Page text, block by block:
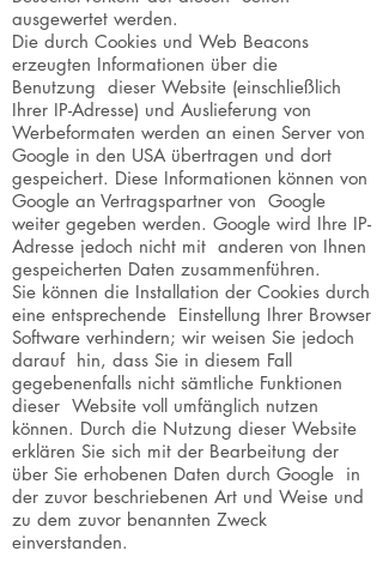
ausgewertet werden.
Die durch Cookies und Web Beacons
erzeugten Informationen über die
Benutzung dieser Website (einschließlich
Ihrer IP-Adresse) und Auslieferung von
Werbeformaten werden an einen Server von
Google in den USA übertragen und dort
gespeichert. Diese Informationen können von
Google an Vertragspartner von Google
weiter gegeben werden. Google wird Ihre IP-
Adresse jedoch nicht mit anderen von Ihnen
gespeicherten Daten zusammenführen.
Sie können die Installation der Cookies durch
eine entsprechende Einstellung Ihrer Browser
Software verhindern; wir weisen Sie jedoch
darauf hin, dass Sie in diesem Fall
gegebenenfalls nicht sämtliche Funktionen
dieser Website voll umfänglich nutzen
können. Durch die Nutzung dieser Website
erklären Sie sich mit der Bearbeitung der
über Sie erhobenen Daten durch Google in
der zuvor beschriebenen Art und Weise und
zu dem zuvor benannten Zweck
einverstanden.